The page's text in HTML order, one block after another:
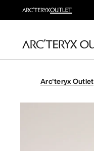
Arc'teryx Outlet